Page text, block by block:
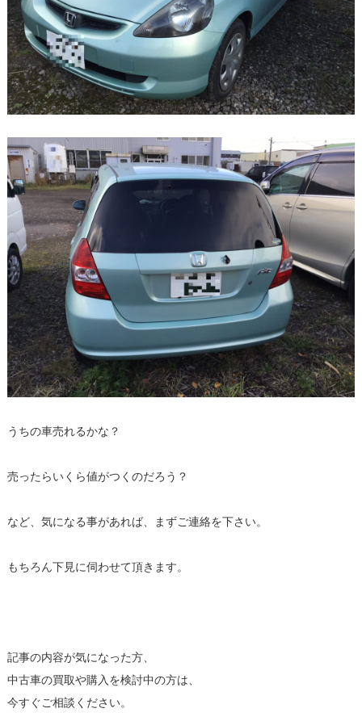
うちの車売れるかな？
売ったらいくら値がつくのだろう？
など、気になる事があれば、まずご連絡を下さい。
もちろん下見に伺わせて頂きます。
記事の内容が気になった方、
中古車の買取や購入を検討中の方は、
今すぐご相談ください。